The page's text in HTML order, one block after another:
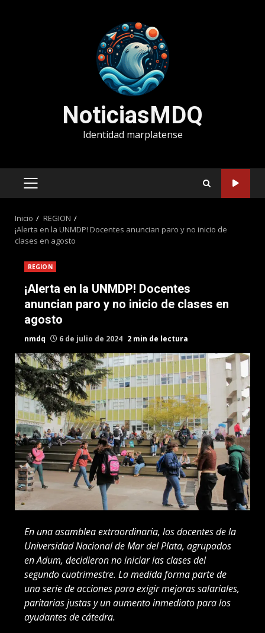
NoticiasMDQ
Identidad marplatense
MENÚ
Inicio
REGION
¡Alerta en la UNMDP! Docentes anuncian paro y no inicio de
clases en agosto
REGION
¡Alerta en la UNMDP! Docentes
anuncian paro y no inicio de clases en
agosto
nmdq 6 de julio de 2024 2 min de lectura
En una asamblea extraordinaria, los docentes de la
Universidad Nacional de Mar del Plata, agrupados
en Adum, decidieron no iniciar las clases del
segundo cuatrimestre. La medida forma parte de
una serie de acciones para exigir mejoras salariales,
paritarias justas y un aumento inmediato para los
ayudantes de cátedra.